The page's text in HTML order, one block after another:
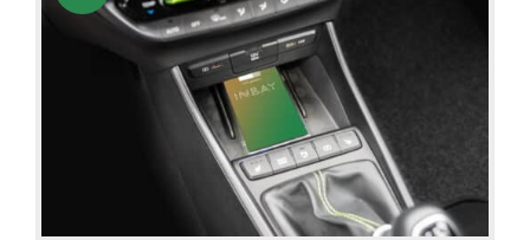
Dieses
Produkt
weist
mehrere
Varianten
auf.
Die
Details